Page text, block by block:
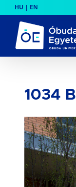
to
content
HU | EN
1034